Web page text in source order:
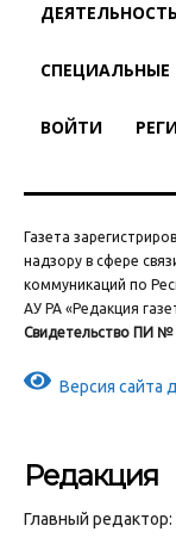
ДЕЯТЕЛЬНОСТЬ
СПЕЦИАЛЬНЫЕ
ВОЙТИ
Газета
надзору в сфере
коммуникаций по
АУ РА «Редакция
Свидетельство ПИ №
Версия сайта
Редакция
Главный